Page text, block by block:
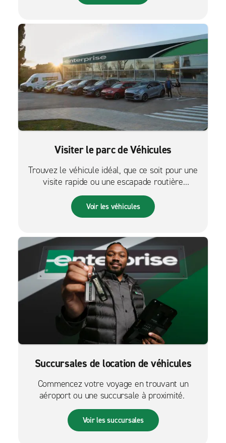
Visiter le parc de Véhicules
Trouvez le véhicule idéal, que ce soit pour une
visite rapide ou une escapade routière
palpitante.
Voir les véhicules
Succursales de location de véhicules
Commencez votre voyage en trouvant un
aéroport ou une succursale à proximité.
Voir les succursales